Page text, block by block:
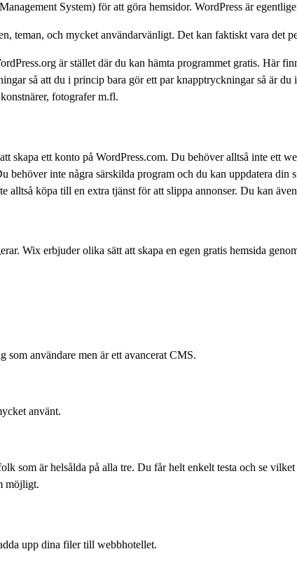
System) för att göra hemsidor. WordPress är
teman, och mycket användarvänligt. Det kan faktiskt vara det
är stället där du kan hämta programmet gratis. Här
så att du i princip bara gör ett par knapptryckningar så är
fotografer m.fl.
skapa ett konto på WordPress.com. Du behöver alltså inte ett
behöver inte några särskilda program och du kan uppdatera
alltså köpa till en extra tjänst för att slippa annonser. Du kan
Wix erbjuder olika sätt att skapa en egen gratis hemsida
användare men är ett avancerat CMS.
använt.
som är helsålda på alla tre. Du får helt enkelt testa och se
möjligt.
upp dina filer till webbhotellet.